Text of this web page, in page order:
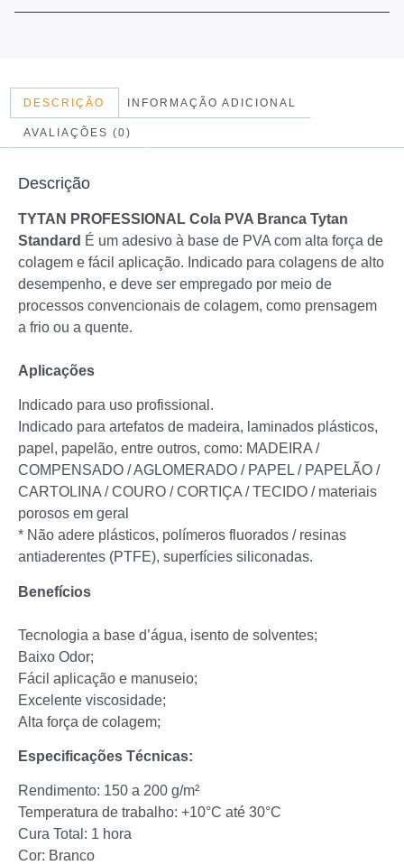
DESCRIÇÃO INFORMAÇÃO ADICIONAL
AVALIAÇÕES (0)
Descrição
TYTAN PROFESSIONAL Cola PVA Branca Tytan
Standard É um adesivo à base de PVA com alta força de
colagem e fácil aplicação. Indicado para colagens de alto
desempenho, e deve ser empregado por meio de
processos convencionais de colagem, como prensagem
a frio ou a quente.
Aplicações
Indicado para uso profissional.
Indicado para artefatos de madeira, laminados plásticos,
papel, papelão, entre outros, como: MADEIRA /
COMPENSADO / AGLOMERADO / PAPEL / PAPELÃO /
CARTOLINA / COURO / CORTIÇA / TECIDO / materiais
porosos em geral
* Não adere plásticos, polímeros fluorados / resinas
antiaderentes (PTFE), superfícies siliconadas.
Benefícios
Tecnologia a base d’água, isento de solventes;
Baixo Odor;
Fácil aplicação e manuseio;
Excelente viscosidade;
Alta força de colagem;
Especificações Técnicas:
Rendimento: 150 a 200 g/m²
Temperatura de trabalho: +10°C até 30°C
Cura Total: 1 hora
Cor: Branco